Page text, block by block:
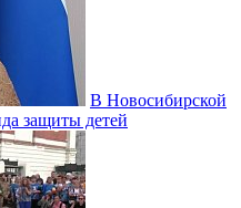
В Новосибирской
защиты детей